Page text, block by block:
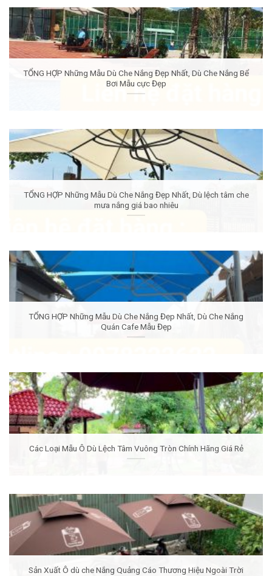
TỔNG HỢP Những Mẫu Dù Che Nắng Đẹp Nhất, Dù Che Nắng Bể
Bơi Mẫu cực Đẹp
TỔNG HỢP Những Mẫu Dù Che Nắng Đẹp Nhất, Dù lệch tâm che
mưa nắng giá bao nhiêu
TỔNG HỢP Những Mẫu Dù Che Nắng Đẹp Nhất, Dù Che Nắng
Quán Cafe Mẫu Đẹp
Các Loại Mẫu Ô Dù Lệch Tâm Vuông Tròn Chính Hãng Giá Rẻ
Sản Xuất Ô dù che Nắng Quảng Cáo Thương Hiệu Ngoài Trời